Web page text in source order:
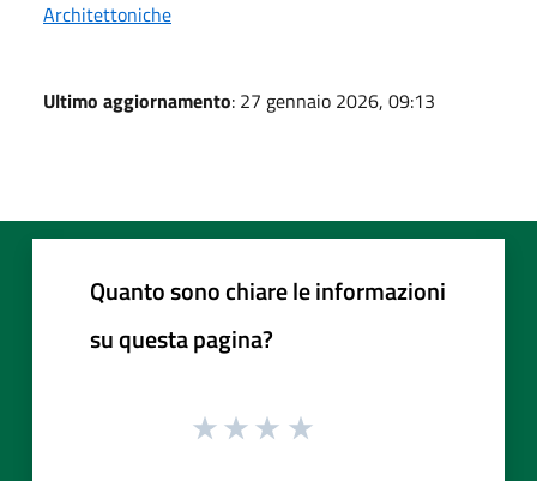
Architettoniche
Ultimo aggiornamento: 27 gennaio 2026, 09:13
Quanto sono chiare le informazioni
su questa pagina?